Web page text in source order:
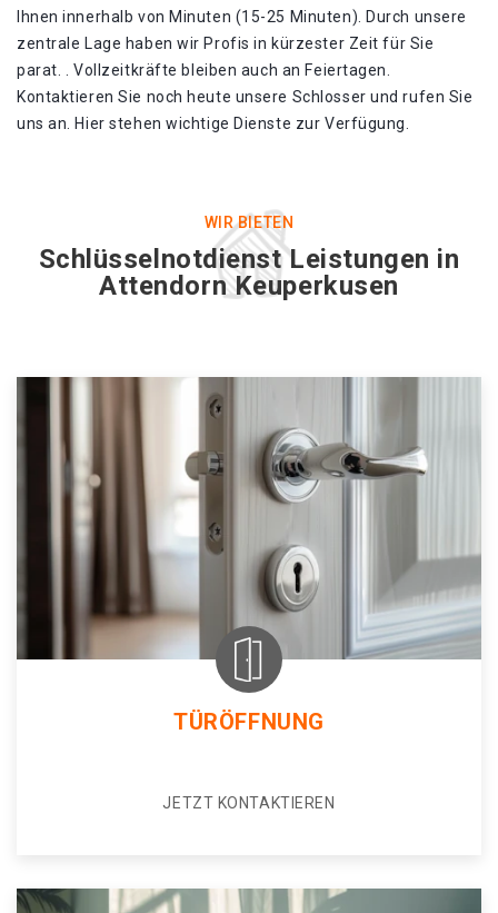
Ihnen innerhalb von Minuten (15-25 Minuten). Durch unsere
zentrale Lage haben wir Profis in kürzester Zeit für Sie
parat. . Vollzeitkräfte bleiben auch an Feiertagen.
Kontaktieren Sie noch heute unsere Schlosser und rufen Sie
uns an. Hier stehen wichtige Dienste zur Verfügung.
WIR BIETEN
Schlüsselnotdienst Leistungen in
Attendorn Keuperkusen
TÜRÖFFNUNG
JETZT KONTAKTIEREN